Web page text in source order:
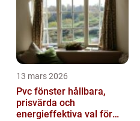
13 mars 2026
Pvc fönster hållbara,
prisvärda och
energieffektiva val för